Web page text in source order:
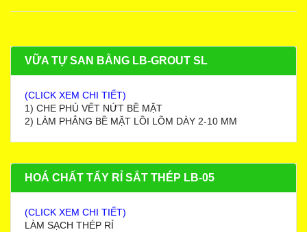
VỮA TỰ SAN BẰNG LB-GROUT SL
(CLICK XEM CHI TIẾT)
1) CHE PHỦ VẾT NỨT BỀ MẶT
2) LÀM PHẲNG BỀ MẶT LỒI LÕM DÀY 2-10 MM
HOÁ CHẤT TẨY RỈ SẮT THÉP LB-05
(CLICK XEM CHI TIẾT)
LÀM SẠCH THÉP RỈ